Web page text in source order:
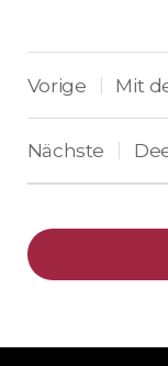
Vorige
Nächste